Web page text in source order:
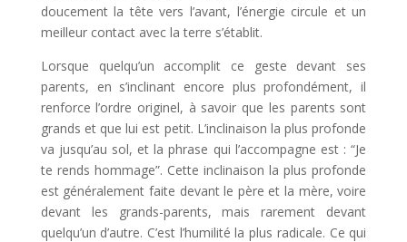
doucement la tête vers l’avant, l’énergie circule et un
meilleur contact avec la terre s’établit.
Lorsque quelqu’un accomplit ce geste devant ses
parents, en s’inclinant encore plus profondément, il
renforce l’ordre originel, à savoir que les parents sont
grands et que lui est petit. L’inclinaison la plus profonde
va jusqu’au sol, et la phrase qui l’accompagne est : “Je
te rends hommage”. Cette inclinaison la plus profonde
est généralement faite devant le père et la mère, voire
devant les grands-parents, mais rarement devant
quelqu’un d’autre. C’est l’humilité la plus radicale. Ce qui